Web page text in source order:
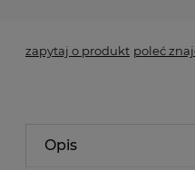
zapytaj o produkt poleć
Opis